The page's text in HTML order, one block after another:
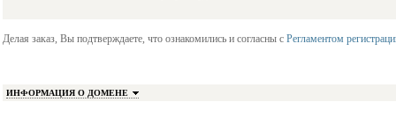
Делая заказ, Вы подтверждаете, что ознакомились и согласны с Регламентом
ИНФОРМАЦИЯ О ДОМЕНЕ